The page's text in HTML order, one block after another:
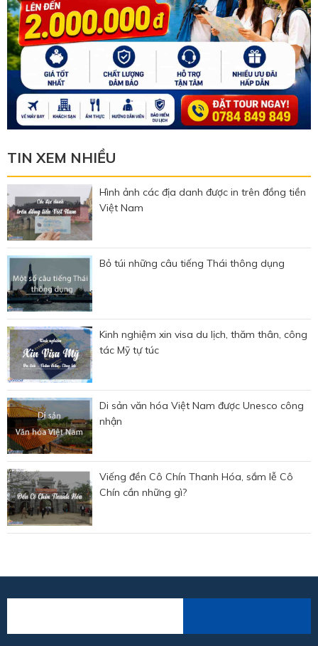
TIN XEM NHIỀU
Hình ảnh các địa danh được in trên đồng tiền
Việt Nam
Bỏ túi những câu tiếng Thái thông dụng
Kinh nghiệm xin visa du lịch, thăm thân, công
tác Mỹ tự túc
Di sản văn hóa Việt Nam được Unesco công
nhận
Viếng đền Cô Chín Thanh Hóa, sắm lễ Cô
Chín cần những gì?